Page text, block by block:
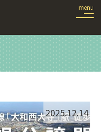
2025.12.14